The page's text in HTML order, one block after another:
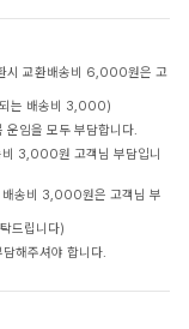
시 교환배송비 6,000원은 고
는 배송비 3,000)
임을 모두 부담합니다.
비 3,000원 고객님 부담입니
배송비 3,000원은 고객님 부
드립니다)
해주셔야 합니다.